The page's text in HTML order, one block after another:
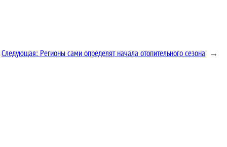
Следующая: Регионы сами определят начала отопительного сезона →